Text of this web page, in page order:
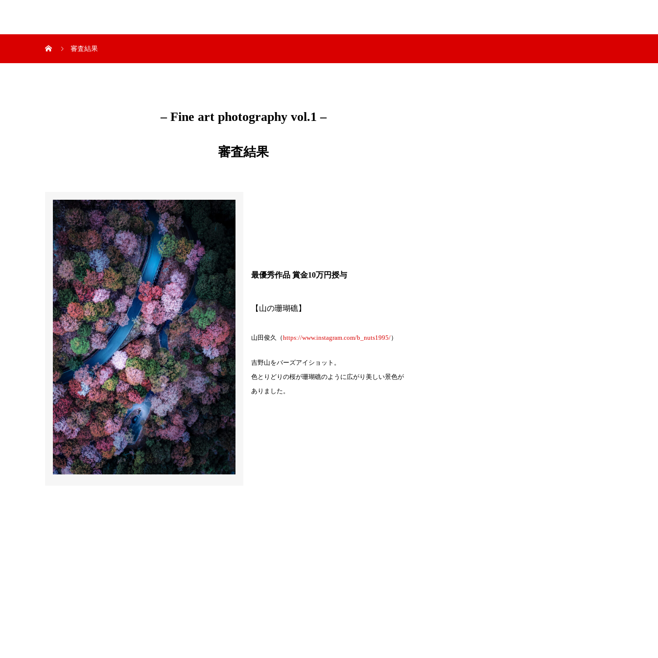
審査結果
– Fine art photography vol.1 –
審査結果
最優秀作品 賞金10万円授与
【山の珊瑚礁】
山田俊久（https://www.instagram.com/b_nuts1995/）
吉野山をバーズアイショット。
色とりどりの桜が珊瑚礁のように広がり美しい景色が
ありました。